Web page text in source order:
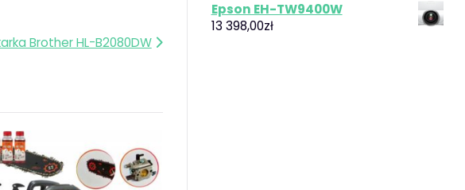
Brother HL-B2080DW
Epson EH-TW9400W
13 398,00zł